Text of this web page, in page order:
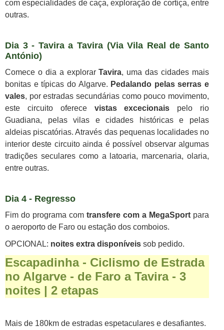
com especialidades de caça, exploração de cortiça, entre
outras.
Dia 3 - Tavira a Tavira (Via Vila Real de Santo
António)
Comece o dia a explorarTavira, uma das cidades mais
bonitas e típicas do Algarve. Pedalando pelas serras e
vales, por estradas secundárias como pouco movimento,
este circuito oferece vistas excecionais pelo rio
Guadiana, pelas vilas e cidades históricas e pelas
aldeias piscatórias. Através das pequenas localidades no
interior deste circuito ainda é possível observar algumas
tradições seculares como a latoaria, marcenaria, olaria,
entre outras.
Dia 4 - Regresso
Fim do programa com transfere com a MegaSport para
o aeroporto de Faro ou estação dos comboios.
OPCIONAL: noites extra disponíveis sob pedido.
Escapadinha - Ciclismo de Estrada
no Algarve - de Faro a Tavira - 3
noites | 2 etapas
Mais de 180km de estradas espetaculares e desafiantes.